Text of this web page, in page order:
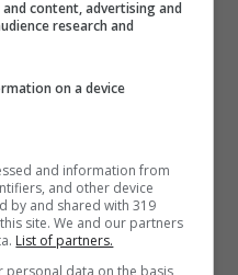
non si sono più
procede a
con molte
è uscito dalla casa
anche i panni di
content, advertising and
research and
on a device
and information from
and other device
by and shared with 319
site. We and our partners
List of partners.
personal data on the basis